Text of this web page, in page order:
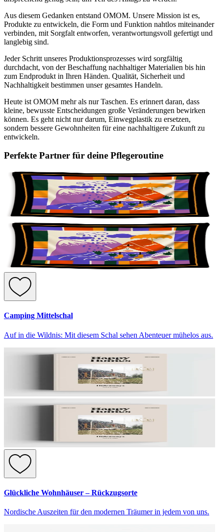
Aus diesem Gedanken entstand OMOM. Unsere Mission ist es,
Produkte zu entwickeln, die Form und Funktion nahtlos miteinander
verbinden, mit Sorgfalt entworfen, verantwortungsvoll gefertigt und
langlebig sind.
Jeder Schritt unseres Produktionsprozesses wird sorgfältig
durchdacht, von der Beschaffung nachhaltiger Materialien bis hin
zum Endprodukt in Ihren Händen. Qualität, Sicherheit und
Nachhaltigkeit bestimmen unser gesamtes Handeln.
Heute ist OMOM mehr als nur Taschen. Es erinnert daran, dass
kleine, bewusste Entscheidungen große Veränderungen bewirken
können. Es geht nicht nur darum, Einwegplastik zu ersetzen,
sondern bessere Gewohnheiten für eine nachhaltigere Zukunft zu
entwickeln.
Perfekte Partner für deine Pflegeroutine
Camping Mittelschal
Auf in die Wildnis: Mit diesem Schal sehen Abenteuer mühelos aus.
Glückliche Wohnhäuser – Rückzugsorte
Nordische Auszeiten für den modernen Träumer in jedem von uns.